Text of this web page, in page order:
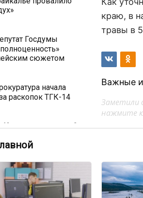
Госдумы
сюжетом
начала
раскопок ТГК-14
Когда ждать денег?
могут остаться без
«Их масштаб может
наш опыт»: Осипов
краю, в
травы в
Важные
Заметили
нажмите